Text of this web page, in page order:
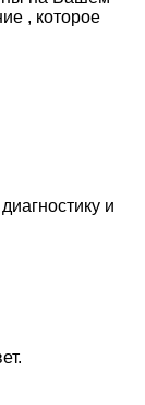
, которое
и